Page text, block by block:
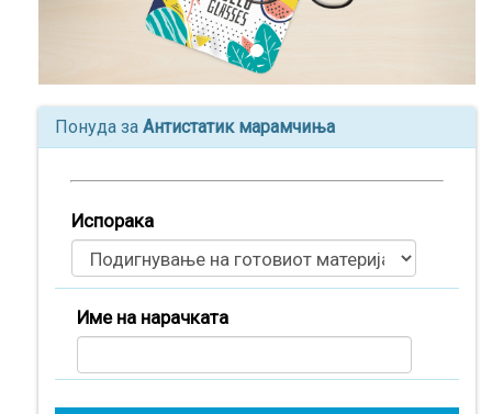
Понуда за Антистатик марамчиња
Испорака
Име на нарачката